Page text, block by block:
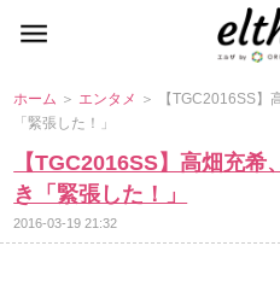
ホーム ＞ エンタメ ＞ 【TGC2016SS】
「緊張した！」
【TGC2016SS】高畑充
き「緊張した！」
2016-03-19 21:32